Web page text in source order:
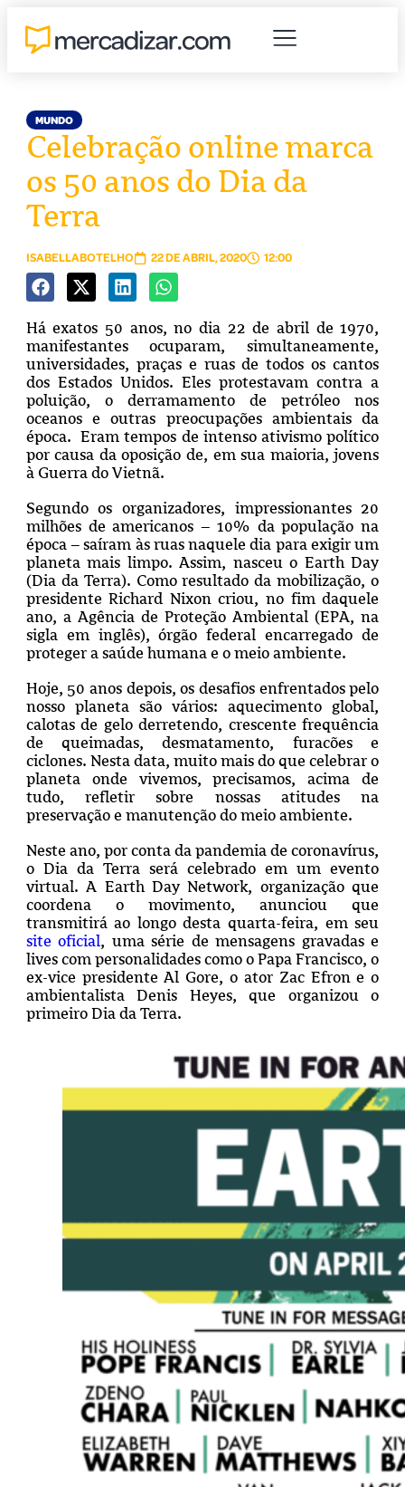
MUNDO
Celebração online marca
os 50 anos do Dia da
Terra
ISABELLABOTELHO 22 DE ABRIL, 2020 12:00
Há exatos 50 anos, no dia 22 de abril de 1970,
manifestantes ocuparam, simultaneamente,
universidades, praças e ruas de todos os cantos
dos Estados Unidos. Eles protestavam contra a
poluição, o derramamento de petróleo nos
oceanos e outras preocupações ambientais da
época. Eram tempos de intenso ativismo político
por causa da oposição de, em sua maioria, jovens
à Guerra do Vietnã.
Segundo os organizadores, impressionantes 20
milhões de americanos – 10% da população na
época – saíram às ruas naquele dia para exigir um
planeta mais limpo. Assim, nasceu o Earth Day
(Dia da Terra). Como resultado da mobilização, o
presidente Richard Nixon criou, no fim daquele
ano, a Agência de Proteção Ambiental (EPA, na
sigla em inglês), órgão federal encarregado de
proteger a saúde humana e o meio ambiente.
Hoje, 50 anos depois, os desafios enfrentados pelo
nosso planeta são vários: aquecimento global,
calotas de gelo derretendo, crescente frequência
de queimadas, desmatamento, furacões e
ciclones. Nesta data, muito mais do que celebrar o
planeta onde vivemos, precisamos, acima de
tudo, refletir sobre nossas atitudes na
preservação e manutenção do meio ambiente.
Neste ano, por conta da pandemia de coronavírus,
o Dia da Terra será celebrado em um evento
virtual. A Earth Day Network, organização que
coordena o movimento, anunciou que
transmitirá ao longo desta quarta-feira, em seu
site oficial, uma série de mensagens gravadas e
lives com personalidades como o Papa Francisco, o
ex-vice presidente Al Gore, o ator Zac Efron e o
ambientalista Denis Heyes, que organizou o
primeiro Dia da Terra.